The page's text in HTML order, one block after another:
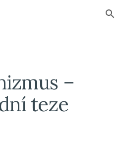
Skip to navigation
–
teze